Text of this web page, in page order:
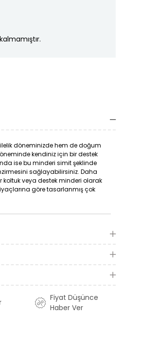
döneminizde hem de doğum
kendiniz için bir destek
ise bu minderi simit şeklinde
sağlayabilirsiniz. Daha
koltuk veya destek minderi olarak
göre tasarlanmış çok
Fiyat Düşünce
Haber Ver